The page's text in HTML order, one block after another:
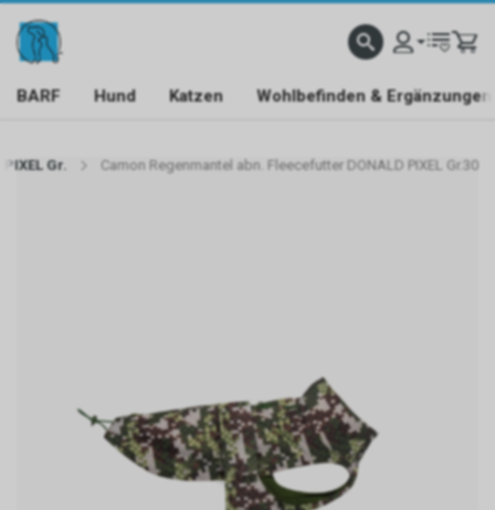
BARF Hund Katzen Wohlbefinden & Ergänzungen
Gr. Camon Regenmantel abn. Fleecefutter DONALD PIXEL Gr.30